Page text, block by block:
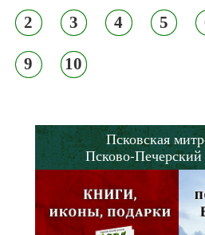
2 3 4 5
9 10
Псковская
Псково-